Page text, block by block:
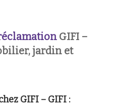
GIFI –
jardin et
GIFI – GIFI :